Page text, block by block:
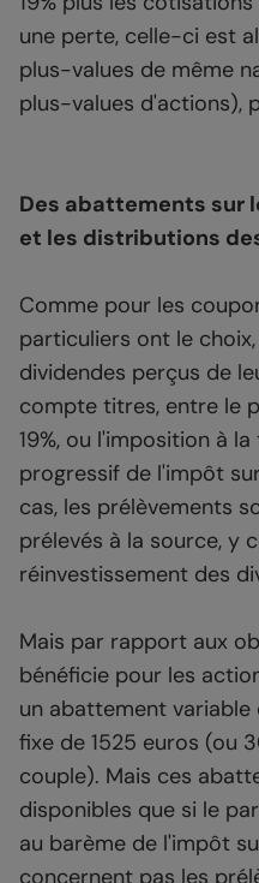
une perte, celle-ci est
plus-values de même
plus-values d'actions),
Des abattements sur
et les distributions
Comme pour les
particuliers ont le
dividendes perçus de
compte titres, entre le
19%, ou l'imposition à
progressif de l'impôt
cas, les prélèvements
prélevés à la source, y
réinvestissement des
Mais par rapport aux
bénéficie pour les
un abattement
fixe de 1525 euros (ou
couple). Mais ces
disponibles que si le
au barème de l'impôt
concernent pas les